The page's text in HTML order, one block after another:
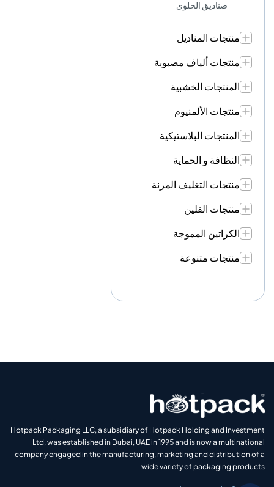
صناديق الحلوى
منتجات المناديل
منتجات ألياف مصبوبة
المنتجات الخشبية
منتجات الألمنيوم
المنتجات البلاستيكية
النظافة و الحماية
منتجات التغليف المرنة
منتجات الفلين
الكراتين المموجة
منتجات متنوعة
Hotpack Packaging LLC, a subsidiary of Hotpack Holding and Investment
Ltd, was established in Dubai, UAE in 1995 and is now a multinational
company engaged in the manufacturing, marketing and distribution of a
wide variety of packaging products